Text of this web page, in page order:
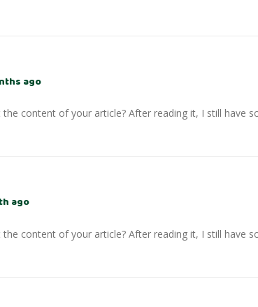
ago
content of your article? After reading it, I still have
ago
content of your article? After reading it, I still have